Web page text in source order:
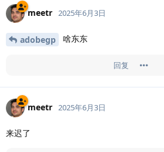
meetr 2025年6月3日
adobegp 啥东东
回复
meetr 2025年6月3日
来迟了